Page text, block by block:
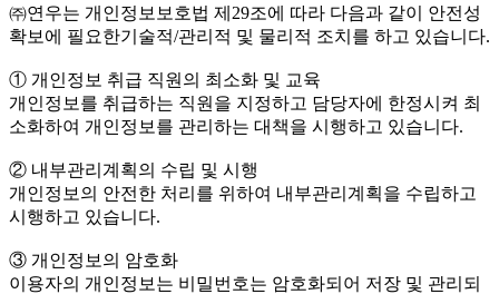
㈜연우는 개인정보보호법 제29조에 따라 다음과 같이 안전성
확보에 필요한기술적/관리적 및 물리적 조치를 하고 있습니다.
① 개인정보 취급 직원의 최소화 및 교육
개인정보를 취급하는 직원을 지정하고 담당자에 한정시켜 최
소화하여 개인정보를 관리하는 대책을 시행하고 있습니다.
② 내부관리계획의 수립 및 시행
개인정보의 안전한 처리를 위하여 내부관리계획을 수립하고
시행하고 있습니다.
③ 개인정보의 암호화
이용자의 개인정보는 비밀번호는 암호화되어 저장 및 관리되